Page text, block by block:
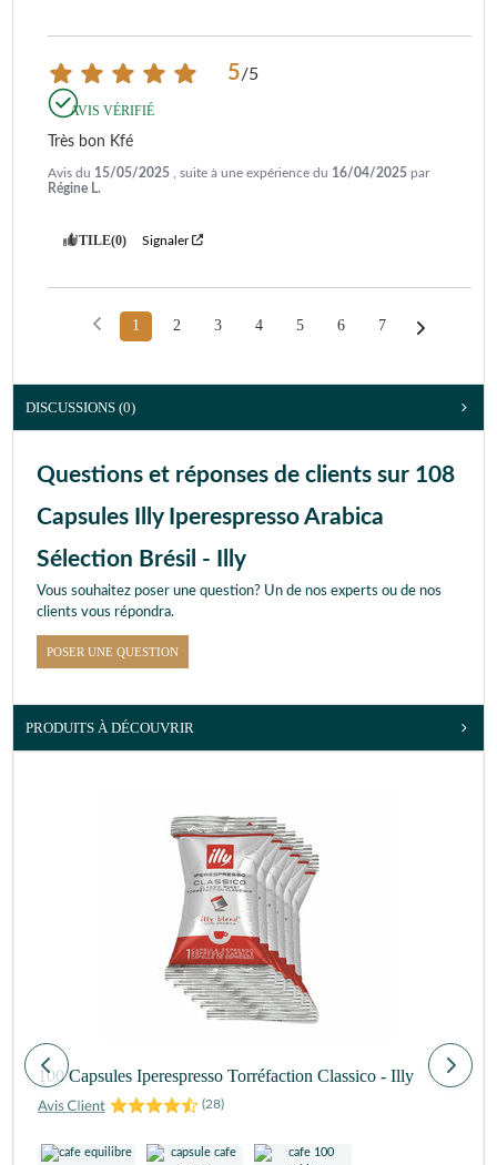
5/5
AVIS VÉRIFIÉ
Très bon Kfé
Avis du 15/05/2025 , suite à une expérience du 16/04/2025 par
Régine L.
UTILE(0) Signaler
1 2 3 4 5 6 7
DISCUSSIONS (0)
Questions et réponses de clients sur 108
Capsules Illy Iperespresso Arabica
Sélection Brésil - Illy
Vous souhaitez poser une question? Un de nos experts ou de nos
clients vous répondra.
POSER UNE QUESTION
PRODUITS À DÉCOUVRIR
100 Capsules Iperespresso Torréfaction Classico - Illy
(28)